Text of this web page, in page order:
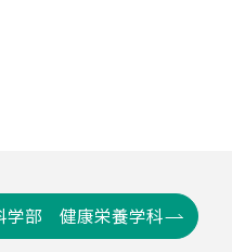
学部 健康栄養学科